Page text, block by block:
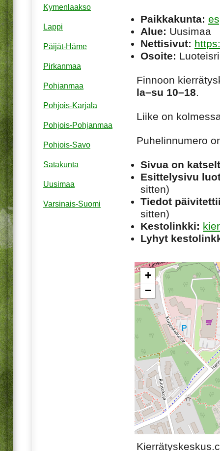
Paikkakunta:
Alue: Uusimaa
Nettisivut:
Osoite:
Finnoon
la–su 10–18.
Liike on
Puhelinnumero
Sivua on
Esittelysivu
sitten)
Tiedot
sitten)
Kestolinkki:
Lyhyt
+
−
Kymenlaakso
Lappi
Päijät-Häme
Pirkanmaa
Pohjanmaa
Pohjois-Karjala
Pohjois-Pohjanmaa
Pohjois-Savo
Satakunta
Uusimaa
Varsinais-Suomi